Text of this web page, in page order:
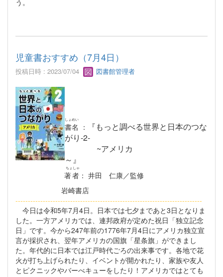
児童書おすすめ（7月4日）
投稿日時 : 2023/07/04 図書館管理者
書名
しょめい
：
『もっと調べる世界と日本のつな
がり-2-
~アメリカ
～』
著者
ちょしゃ
： 井田 仁康／監修
岩崎書店
---------------------------------------------------------------------------
今日は令和5年7月4日。日本では七夕まであと3日となりま
した。一方アメリカでは、連邦政府が定めた祝日「独立記念
日」です。今から247年前の1776年7月4日にアメリカ独立宣
言が採択され、翌年アメリカの国旗「星条旗」ができまし
た。年代的に日本では江戸時代ごろの出来事です。各地で花
火が打ち上げられたり、イベントが開かれたり、家族や友人
とピクニックやバーべキューをしたり！アメリカではとても